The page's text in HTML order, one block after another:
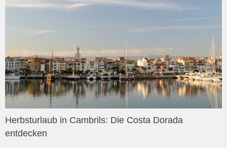
Herbsturlaub in Cambrils: Die Costa Dorada
entdecken